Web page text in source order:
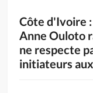
Côte d'Ivoire
Anne Ouloto
ne respecte
initiateurs